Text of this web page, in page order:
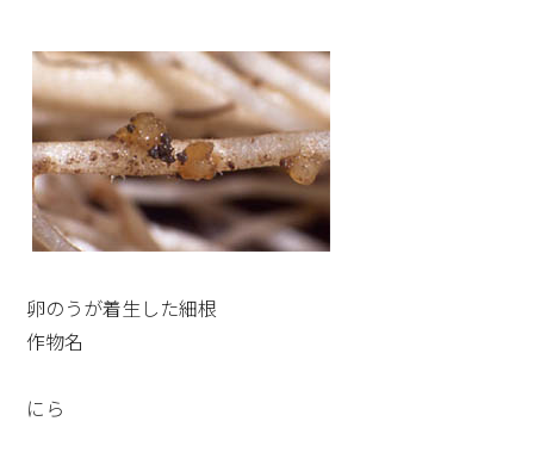
卵のうが着生した細根
作物名
にら